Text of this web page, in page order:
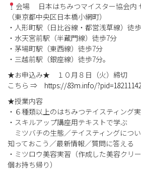
会場 日本はちみつマイスター協会内
（東京都中央区日本橋小網町）
・人形町駅（日比谷線・都営浅草線）徒
・水天宮前駅（半蔵門線）徒歩7分
・茅場町駅（東西線）徒歩7分
・三越前駅（銀座線）徒歩7分。
★お申込み★ １０月８日（火）締切
こちら ⇒ https://83m.info/
★授業内容
・６種類以上のはちみつテイスティング
・スキルアップ講座用テキストで学ぶ
ミツバチの生態／テイスティングにつ
知っておこう／最新情報／質問に答える
・ミツロウ美容実習（作成した美容クリ
個お持ち帰り）